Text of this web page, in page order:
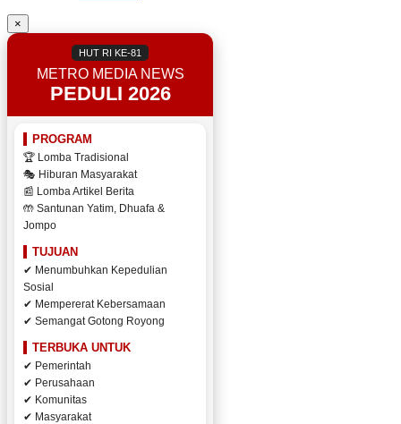
×
HUT RI KE-81
METRO MEDIA NEWS
PEDULI 2026
PROGRAM
🏆 Lomba Tradisional
🎭 Hiburan Masyarakat
📰 Lomba Artikel Berita
🤲 Santunan Yatim, Dhuafa &
Jompo
TUJUAN
✔ Menumbuhkan Kepedulian
Sosial
✔ Mempererat Kebersamaan
✔ Semangat Gotong Royong
TERBUKA UNTUK
✔ Pemerintah
✔ Perusahaan
✔ Komunitas
✔ Masyarakat